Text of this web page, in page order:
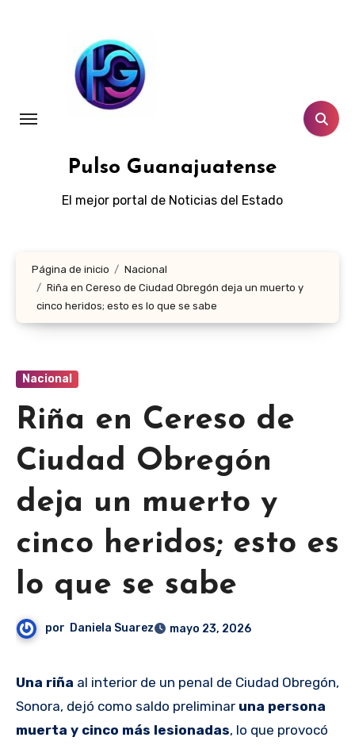
Pulso Guanajuatense
El mejor portal de Noticias del Estado
Página de inicio
Nacional
Riña en Cereso de Ciudad Obregón deja un muerto y
cinco heridos; esto es lo que se sabe
Nacional
Riña en Cereso de
Ciudad Obregón
deja un muerto y
cinco heridos; esto es
lo que se sabe
por Daniela Suarez mayo 23, 2026
Una riña al interior de un penal de Ciudad Obregón,
Sonora, dejó como saldo preliminar una persona
muerta y cinco más lesionadas, lo que provocó